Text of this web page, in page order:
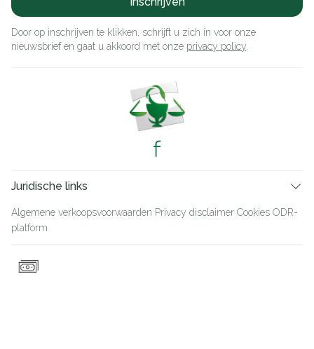
Door op inschrijven te klikken, schrijft u zich in voor onze
nieuwsbrief en gaat u akkoord met onze privacy policy
Juridische links
Algemene verkoopsvoorwaarden Privacy disclaimer Cookies ODR-
platform